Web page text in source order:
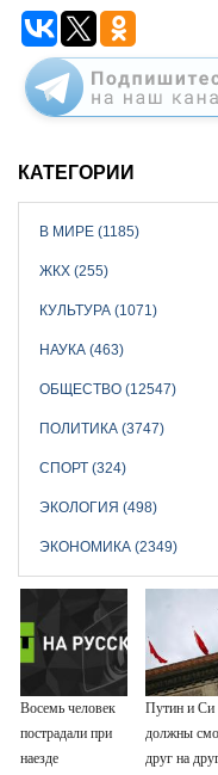
КАТЕГОРИИ
В МИРЕ (1185)
ЖКХ (255)
КУЛЬТУРА (1071)
НАУКА (463)
ОБЩЕСТВО (12547)
ПОЛИТИКА (3747)
СПОРТ (324)
ЭКОЛОГИЯ (498)
ЭКОНОМИКА (2349)
Восемь человек
пострадали при
наезде
Путин и Си
должны
друг на